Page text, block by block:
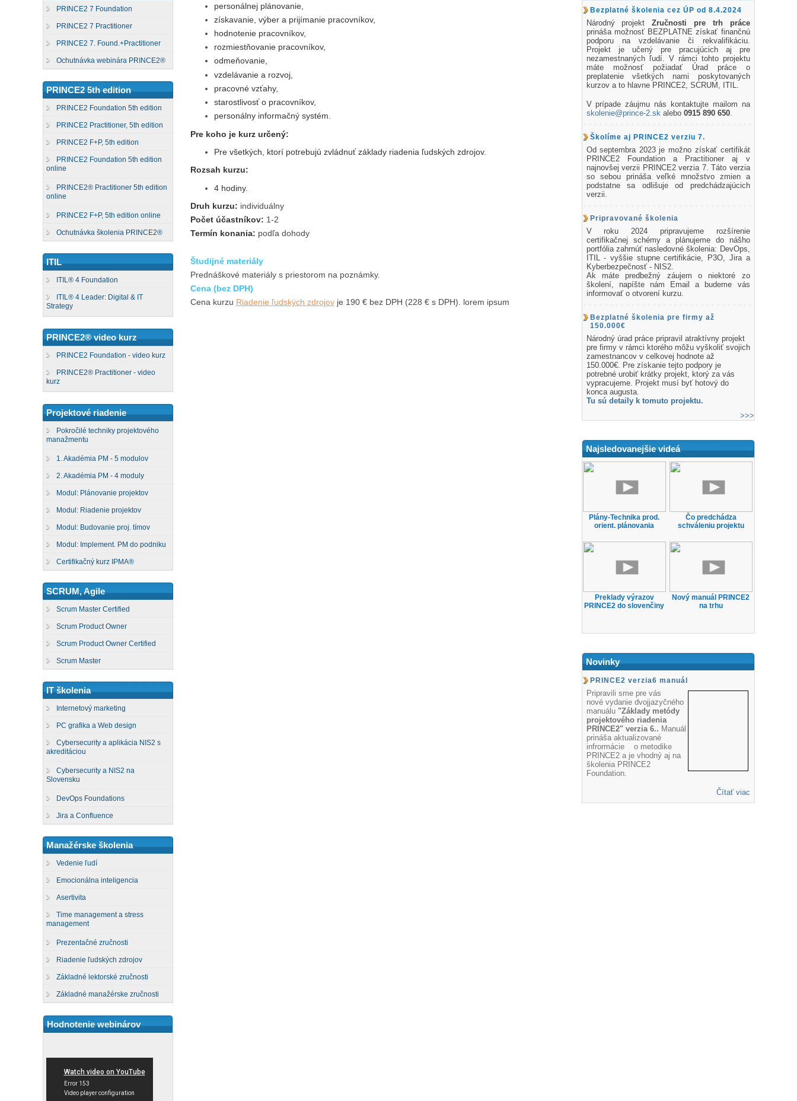
PRINCE2 7 Foundation
PRINCE2 7 Practitioner
PRINCE2 7. Found.+Practitioner
Ochutnávka webinára PRINCE2®
PRINCE2 5th edition
PRINCE2 Foundation 5th edition
PRINCE2 Practitioner, 5th edition
PRINCE2 F+P, 5th edition
PRINCE2 Foundation 5th edition
online
PRINCE2® Practitioner 5th edition
online
PRINCE2 F+P, 5th edition online
Ochutnávka školenia PRINCE2®
ITIL
ITIL® 4 Foundation
ITIL® 4 Leader: Digital & IT
Strategy
PRINCE2® video kurz
PRINCE2 Foundation - video kurz
PRINCE2® Practitioner - video
kurz
Projektové riadenie
Pokročilé techniky projektového
manažmentu
1. Akadémia PM - 5 modulov
2. Akadémia PM - 4 moduly
Modul: Plánovanie projektov
Modul: Riadenie projektov
Modul: Budovanie proj. tímov
Modul: Implement. PM do podniku
Certifikačný kurz IPMA®
SCRUM, Agile
Scrum Master Certified
Scrum Product Owner
Scrum Product Owner Certified
Scrum Master
IT školenia
Internetový marketing
PC grafika a Web design
Cybersecurity a aplikácia NIS2 s
akreditáciou
Cybersecurity a NIS2 na
Slovensku
DevOps Foundations
Jira a Confluence
Manažérske školenia
Vedenie ľudí
Emocionálna inteligencia
Asertivita
Time management a stress
management
Prezentačné zručnosti
Riadenie ľudských zdrojov
Základné lektorské zručnosti
Základné manažérske zručnosti
Hodnotenie webinárov
personálnej plánovanie,
získavanie, výber a prijímanie pracovníkov,
hodnotenie pracovníkov,
rozmiestňovanie pracovníkov,
odmeňovanie,
vzdelávanie a rozvoj,
pracovné vzťahy,
starostlivosť o pracovníkov,
personálny informačný systém.
Pre koho je kurz určený:
Pre všetkých, ktorí potrebujú zvládnuť základy riadenia ľudských zdrojov.
Rozsah kurzu:
4 hodiny.
Druh kurzu: individuálny
Počet účastníkov: 1-2
Termín konania: podľa dohody
Študijné materiály
Prednáškové materiály s priestorom na poznámky.
Cena (bez DPH)
Cena kurzu Riadenie ľudských zdrojovje 190 € bez DPH (228 € s DPH). lorem ipsum
Bezplatné školenia cez ÚP od 8.4.2024
Národný projektZručnosti pre trh práce
prináša možnosť BEZPLATNE získať finančnú
podporu na vzdelávanie či rekvalifikáciu.
Projekt je učený pre pracujúcich aj pre
nezamestnaných ľudí. V rámci tohto projektu
máte možnosť požiadať Úrad práce o
preplatenie všetkých nami poskytovaných
kurzov a to hlavne PRINCE2, SCRUM, ITIL.
V prípade záujmu nás kontaktujte mailom na
skolenie@prince-2.skalebo 0915 890 650.
Školíme aj PRINCE2 verziu 7.
Od septembra 2023 je možno získať certifikát
PRINCE2 Foundation a Practitioner aj v
najnovšej verzii PRINCE2 verzia 7. Táto verzia
so sebou prináša veľké množstvo zmien a
podstatne sa odlišuje od predchádzajúcich
verzii.
Pripravované školenia
V roku 2024 pripravujeme rozšírenie
certifikačnej schémy a plánujeme do nášho
portfólia zahrnúť nasledovné školenia: DevOps,
ITIL - vyššie stupne certifikácie, P3O, Jira a
Kyberbezpečnosť - NIS2.
Ak máte predbežný záujem o niektoré zo
školení, napíšte nám Email a budeme vás
informovať o otvorení kurzu.
Bezplatné školenia pre firmy až
150.000€
Národný úrad práce pripravil atraktívny projekt
pre firmy v rámci ktorého môžu vyškoliť svojich
zamestnancov v celkovej hodnote až
150.000€. Pre získanie tejto podpory je
potrebné urobiť krátky projekt, ktorý za vás
vypracujeme. Projekt musí byť hotový do
konca augusta.
Tu sú detaily k tomuto projektu.
>>>
Najsledovanejšie videá
Plány-Technika prod.
orient. plánovania
Čo predchádza
schváleniu projektu
Preklady výrazov
PRINCE2 do slovenčiny
Nový manuál PRINCE2
na trhu
Novinky
PRINCE2 verzia6 manuál
Pripravili sme pre vás
nové vydanie dvojjazyčného
manuálu "Základy metódy
projektového riadenia
PRINCE2" verzia 6.. Manuál
prináša aktualizované
infrormácie o metodike
PRINCE2 a je vhodný aj na
školenia PRINCE2
Foundation.
Čítať viac